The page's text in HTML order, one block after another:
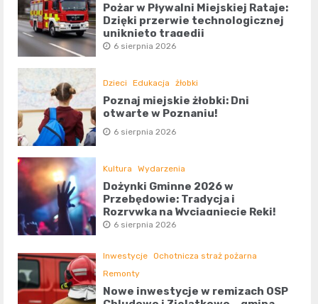
Pożar w Pływalni Miejskiej Rataje:
Dzięki przerwie technologicznej
uniknięto tragedii
6 sierpnia 2026
Dzieci Edukacja żłobki
Poznaj miejskie żłobki: Dni
otwarte w Poznaniu!
6 sierpnia 2026
Kultura Wydarzenia
Dożynki Gminne 2026 w
Przebędowie: Tradycja i
Rozrywka na Wyciągnięcie Ręki!
6 sierpnia 2026
Inwestycje Ochotnicza straż pożarna
Remonty
Nowe inwestycje w remizach OSP